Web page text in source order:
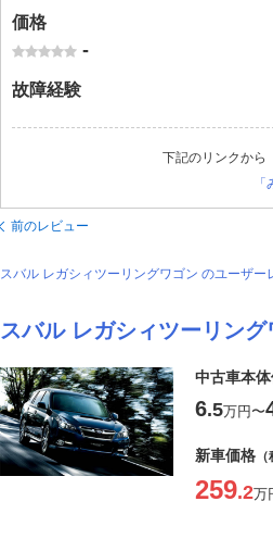
価格
-
故障経験
下記のリンクから
前のレビュー
スバル レガシィツーリングワゴン のユーザ
スバル レガシィツーリング
中古車本
6.5万円〜
新車価格
259.2万